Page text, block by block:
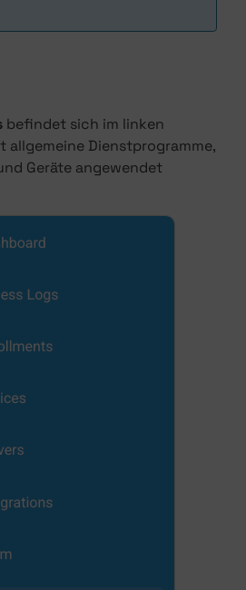
befindet sich im linken
allgemeine Dienstprogramme,
Geräte angewendet